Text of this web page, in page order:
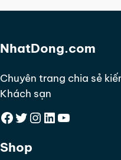
NhatDong.com
Chuyên trang chia sẻ
Khách sạn
Facebook
Twitter
Instagram
LinkedIn
YouTube
Shop